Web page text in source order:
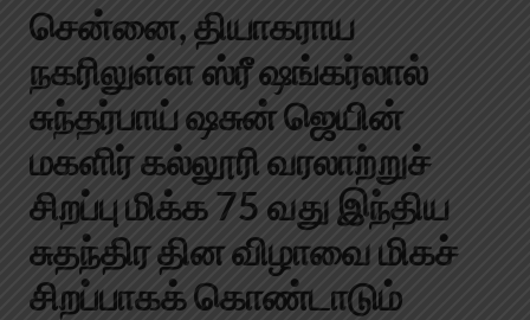
சென்னை, தியாகராய
நகரிலுள்ள ஸ்ரீ ஷங்கர்லால்
சுந்தர்பாய் ஷசுன் ஜெயின்
மகளிர் கல்லூரி வரலாற்றுச்
சிறப்பு மிக்க 75 வது இந்திய
சுதந்திர தின விழாவை மிகச்
சிறப்பாகக் கொண்டாடும்